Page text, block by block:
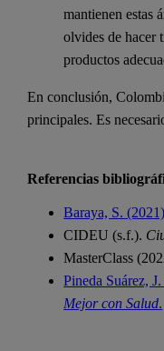
mantienen estas
olvides de hacer
productos
En conclusión,
principales. Es
Referencias
Baraya, S.
CIDEU (s.f.).
MasterClass
Pineda Suárez,
Mejor con Salud.